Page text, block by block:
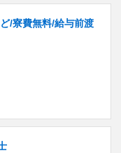
/寮費無料/給与前渡